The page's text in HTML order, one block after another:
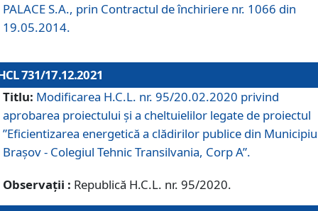
PALACE S.A., prin Contractul de închiriere nr. 1066 din
19.05.2014.
731/17.12.2021
Titlu: Modificarea H.C.L. nr. 95/20.02.2020 privind
aprobarea proiectului și a cheltuielilor legate de proiectul
”Eficientizarea energetică a clădirilor publice din
Brașov - Colegiul Tehnic Transilvania, Corp A”.
Observații : Republică H.C.L. nr. 95/2020.